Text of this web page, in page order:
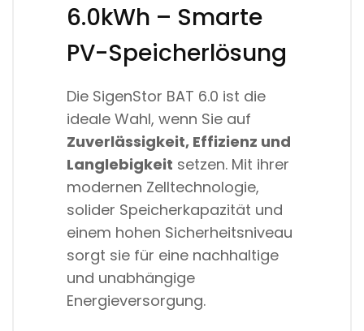
6.0kWh – Smarte
PV-Speicherlösung
Die SigenStor BAT 6.0 ist die
ideale Wahl, wenn Sie auf
Zuverlässigkeit, Effizienz und
Langlebigkeit setzen. Mit ihrer
modernen Zelltechnologie,
solider Speicherkapazität und
einem hohen Sicherheitsniveau
sorgt sie für eine nachhaltige
und unabhängige
Energieversorgung.